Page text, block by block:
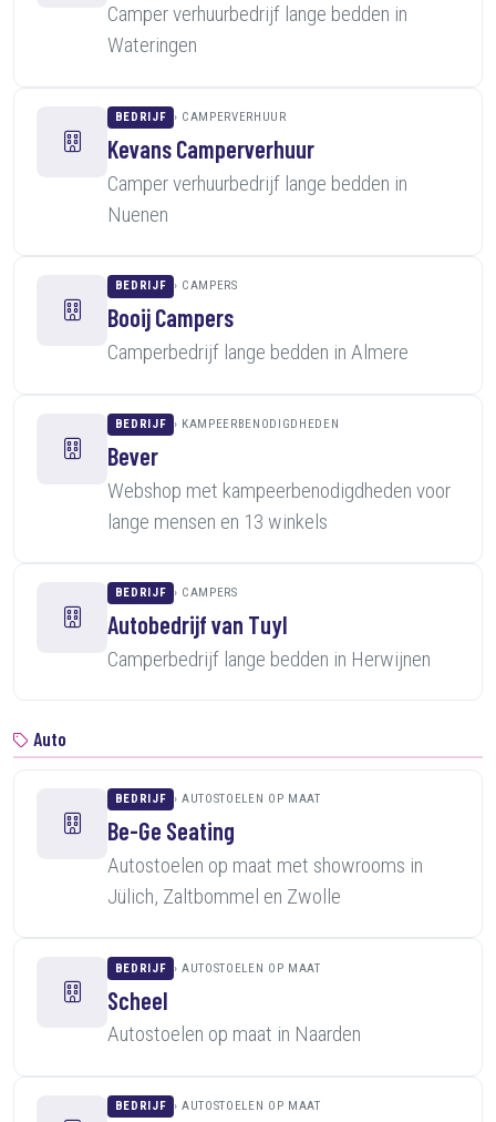
Camper verhuurbedrijf lange bedden in
Wateringen
BEDRIJF CAMPERVERHUUR
Kevans Camperverhuur
Camper verhuurbedrijf lange bedden in
Nuenen
BEDRIJF CAMPERS
Booij Campers
Camperbedrijf lange bedden in Almere
BEDRIJF KAMPEERBENODIGDHEDEN
Bever
Webshop met kampeerbenodigdheden voor
lange mensen en 13 winkels
BEDRIJF CAMPERS
Autobedrijf van Tuyl
Camperbedrijf lange bedden in Herwijnen
Auto
BEDRIJF AUTOSTOELEN OP MAAT
Be-Ge Seating
Autostoelen op maat met showrooms in
Jülich, Zaltbommel en Zwolle
BEDRIJF AUTOSTOELEN OP MAAT
Scheel
Autostoelen op maat in Naarden
BEDRIJF AUTOSTOELEN OP MAAT